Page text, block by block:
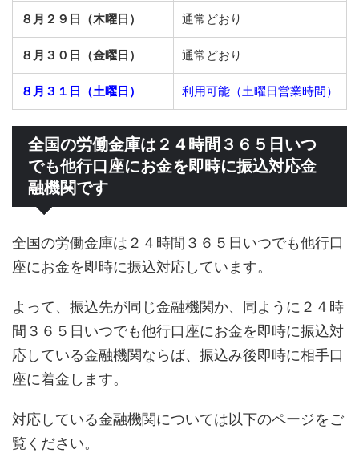
８月２９日（木曜日） 通常どおり
８月３０日（金曜日） 通常どおり
８月３１日（土曜日） 利用可能（土曜日営業時間）
全国の労働金庫は２４時間３６５日いつ
でも他行口座にお金を即時に振込対応金
融機関です
全国の労働金庫は２４時間３６５日いつでも他行口
座にお金を即時に振込対応しています。
よって、振込先が同じ金融機関か、同ように２４時
間３６５日いつでも他行口座にお金を即時に振込対
応している金融機関ならば、振込み後即時に相手口
座に着金します。
対応している金融機関については以下のページをご
覧ください。